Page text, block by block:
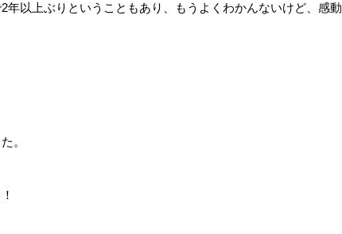
以上ぶりということもあり、もうよくわかんないけど、感動
。